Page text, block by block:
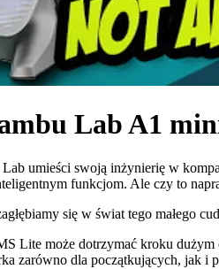
Lab A1
umieści swoją inżynierię w
funkcjom. Ale czy to
się w świat tego małego
Lite może dotrzymać kroku dużym
zarówno dla początkujących, jak i